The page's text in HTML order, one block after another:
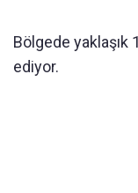
Bölgede yaklaşık
ediyor.